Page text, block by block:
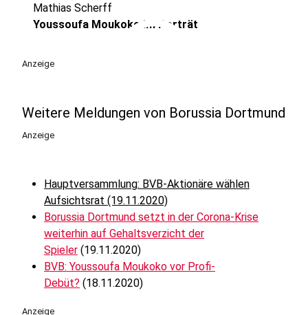
play_circle
Mathias Scherff
Youssoufa Moukoko im Porträt
Anzeige
Weitere Meldungen von Borussia Dortmund
Anzeige
Hauptversammlung: BVB-Aktionäre wählen
Aufsichtsrat (19.11.2020)
Borussia Dortmund setzt in der Corona-Krise
weiterhin auf Gehaltsverzicht der
Spieler (19.11.2020)
BVB: Youssoufa Moukoko vor Profi-
Debüt? (18.11.2020)
Anzeige